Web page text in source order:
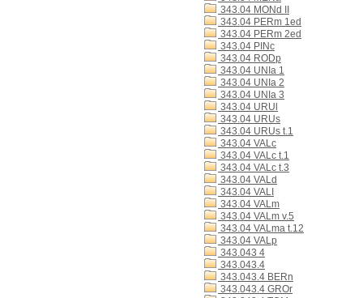
343.04 MONd II
343.04 PERm 1ed
343.04 PERm 2ed
343.04 PINc
343.04 RODp
343.04 UNIa 1
343.04 UNIa 2
343.04 UNIa 3
343.04 URUl
343.04 URUs
343.04 URUs t.1
343.04 VALc
343.04 VALc t.1
343.04 VALc t.3
343.04 VALd
343.04 VALI
343.04 VALm
343.04 VALm v.5
343.04 VALma t.12
343.04 VALp
343.043 4
343.043.4
343.043.4 BERn
343.043.4 GROr